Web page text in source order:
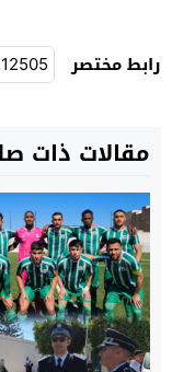
رابط مختصر
مقالات ذات